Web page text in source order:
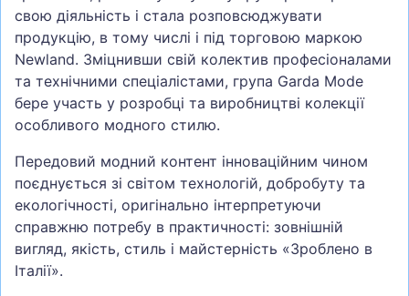
свою діяльність і стала розповсюджувати
продукцію, в тому числі і під торговою маркою
Newland. Зміцнивши свій колектив професіоналами
та технічними спеціалістами, група Garda Mode
бере участь у розробці та виробництві колекції
особливого модного стилю.
Передовий модний контент інноваційним чином
поєднується зі світом технологій, добробуту та
екологічності, оригінально інтерпретуючи
справжню потребу в практичності: зовнішній
вигляд, якість, стиль і майстерність «Зроблено в
Італії».